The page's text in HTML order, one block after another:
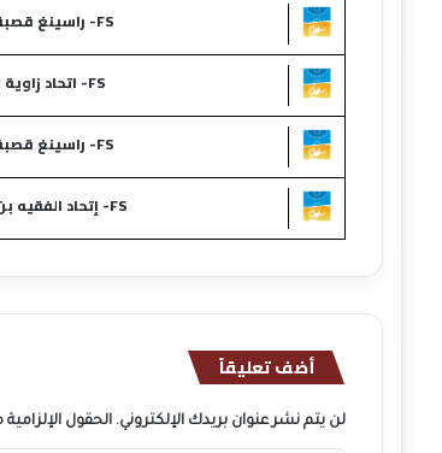
FS- راسينغ قصبة تادلة
FS- اتحاد زاوية الشيخ
FS- راسينغ قصبة تادلة
FS- إتحاد الفقيه بن صالح
أضف تعليقاً
لن يتم نشر عنوان بريدك الإلكتروني. الحقول الإلزامية